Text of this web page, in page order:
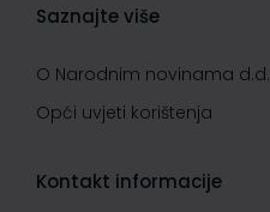
Saznajte više
O Narodnim novinama d.d.
Opći uvjeti korištenja
Kontakt informacije